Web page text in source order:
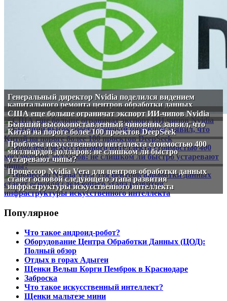
Генеральный директор Nvidia поделился видением
капитального ремонта центров обработки данных
США еще больше ограничат экспорт ИИ-чипов Nvidia
Бывший высокопоставленный чиновник заявил, что
Китай на пороге более 100 проектов DeepSeek
Проблема искусственного интеллекта стоимостью 400
миллиардов долларов: не слишком ли быстро
устаревают чипы?
Процессор Nvidia Vera для центров обработки данных
станет основой следующего этапа развития
инфраструктуры искусственного интеллекта
Популярное
Что такое андроид-робот?
Оборудование Центра Обработки Данных (ЦОД):
Полный обзор
Отдых в горах Адыгеи
Щенки Вельш Корги Пемброк в Краснодаре
Заброска
Что такое искусственный интеллект?
Щенки мальтезе мини